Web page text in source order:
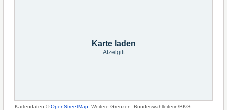
Karte laden
Atzelgift
Kartendaten ©OpenStreetMap . Weitere Grenzen: Bundeswahlleiterin/BKG